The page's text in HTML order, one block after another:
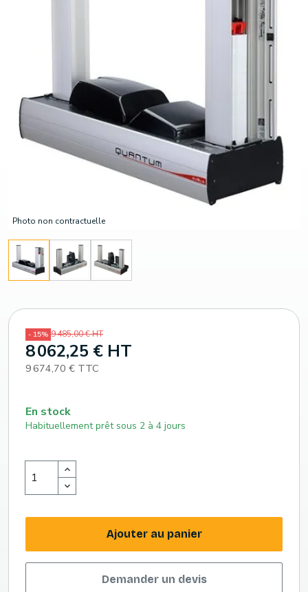
Photo non contractuelle
- 15% 9 485,00 € HT
8 062,25 € HT
9 674,70 € TTC
En stock
Habituellement prêt sous 2 à 4 jours
Ajouter au panier
Demander un devis